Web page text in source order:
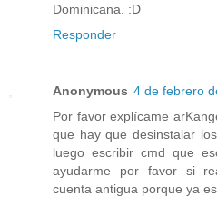
Dominicana. :D
Responder
Anonymous 4 de febrero
Por favor explícame
que hay que desinstalar
luego escribir cmd que
ayudarme por favor si
cuenta antigua porque ya